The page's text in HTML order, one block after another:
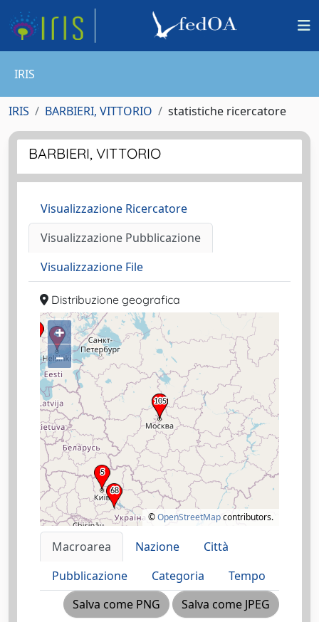
IRIS
IRIS BARBIERI, VITTORIO statistiche ricercatore
BARBIERI, VITTORIO
Visualizzazione Ricercatore
Visualizzazione Pubblicazione
Visualizzazione File
Distribuzione geografica
+
–
©OpenStreetMapcontributors.
Macroarea Nazione
Città
Pubblicazione
Categoria
Tempo
Salva come PNG
Salva come JPEG